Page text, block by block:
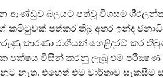
ආණ්ඩුව බලයට පත්වූ විගසම
කමිටුවක් පත්කර තිබූ අතර ඉන්ද
කාරණා රාශීයන් හෙළිදරව් කර
පක්ෂය විසින් කරනු ලැබූ එම පරීක්‍ෂණ
නැත. එහෙත් එම වාර්තාව